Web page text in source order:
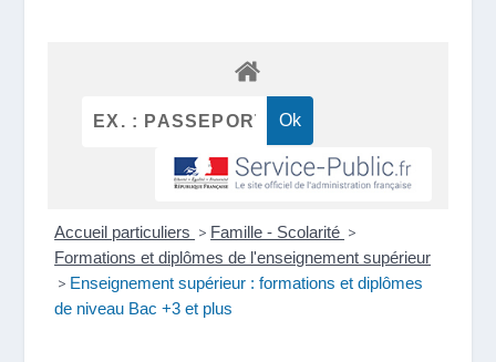
Accueil particuliers > Famille - Scolarité >
Formations et diplômes de l'enseignement supérieur
> Enseignement supérieur : formations et diplômes
de niveau Bac +3 et plus